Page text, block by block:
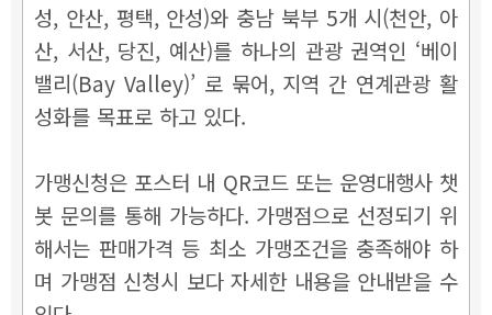
성, 안산, 평택, 안성)와 충남 북부 5개 시(천안, 아
산, 서산, 당진, 예산)를 하나의 관광 권역인 ‘베이
밸리(Bay Valley)’ 로 묶어, 지역 간 연계관광 활
성화를 목표로 하고 있다.
가맹신청은 포스터 내 QR코드 또는 운영대행사 챗
봇 문의를 통해 가능하다. 가맹점으로 선정되기 위
해서는 판매가격 등 최소 가맹조건을 충족해야 하
며 가맹점 신청시 보다 자세한 내용을 안내받을 수